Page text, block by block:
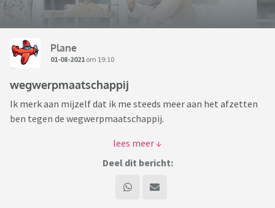
Plane
01-08-2021 om 19:10
wegwerpmaatschappij
Ik merk aan mijzelf dat ik me steeds meer aan het afzetten
ben tegen de wegwerpmaatschappij.
wegwerpmaatschappijis een term die een
beschrijft waarin steeds meer producten worden
gebruikt en vervolgens te worden weggegooid."
Deel dit bericht: